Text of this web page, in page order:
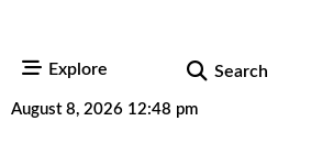
Explore Search
August 8, 2026 12:48 pm